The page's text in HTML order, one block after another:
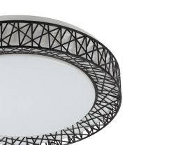
САДОВЫЕ СВЕТИЛЬНИКИ
САДОВЫЕ ФАСАДНЫЕ
СВЕТИЛЬНИКИ
СВЕТИЛЬНИКИ ДЛЯ РОСТА
РАСТЕНИЙ (ФИТОСВЕТИЛЬНИКИ)